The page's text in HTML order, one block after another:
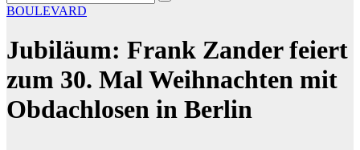
BOULEVARD
Jubiläum: Frank Zander feiert
zum 30. Mal Weihnachten mit
Obdachlosen in Berlin